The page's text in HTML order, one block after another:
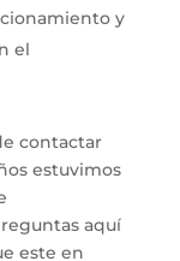
y
el
contactar
estuvimos
aquí
este en